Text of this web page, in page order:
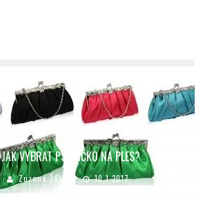
JAK VYBRAT PSANÍČKO NA PLES?
Zuzana Žáková 10.1.2017